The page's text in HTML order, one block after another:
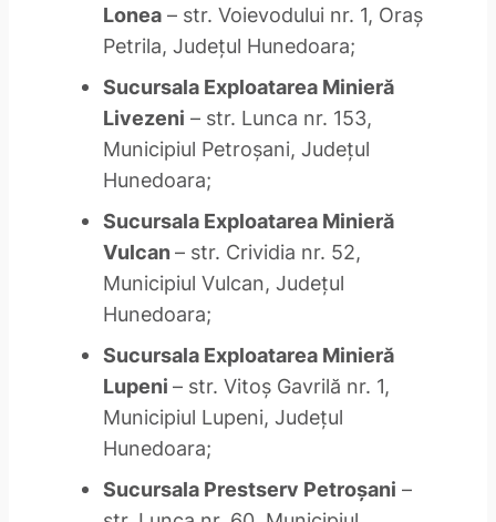
Lonea– str. Voievodului nr. 1, Oraş
Petrila, Judeţul Hunedoara;
Sucursala Exploatarea Minieră
Livezeni – str. Lunca nr. 153,
Municipiul Petroşani, Judeţul
Hunedoara;
Sucursala Exploatarea Minieră
Vulcan– str. Crividia nr. 52,
Municipiul Vulcan, Judeţul
Hunedoara;
Sucursala Exploatarea Minieră
Lupeni – str. Vitoş Gavrilă nr. 1,
Municipiul Lupeni, Judeţul
Hunedoara;
Sucursala Prestserv Petroşani –